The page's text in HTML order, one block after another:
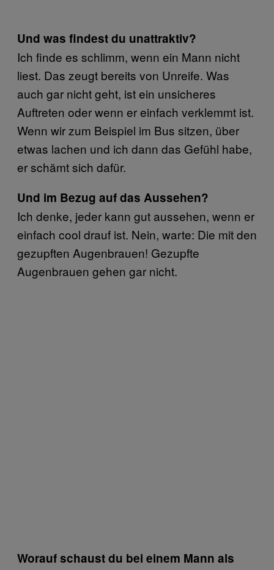
Und was findest du unattraktiv?
Ich finde es schlimm, wenn ein Mann nicht
liest. Das zeugt bereits von Unreife. Was
auch gar nicht geht, ist ein unsicheres
Auftreten oder wenn er einfach verklemmt ist.
Wenn wir zum Beispiel im Bus sitzen, über
etwas lachen und ich dann das Gefühl habe,
er schämt sich dafür.
Und im Bezug auf das Aussehen?
Ich denke, jeder kann gut aussehen, wenn er
einfach cool drauf ist. Nein, warte: Die mit den
gezupften Augenbrauen! Gezupfte
Augenbrauen gehen gar nicht.
Worauf schaust du bei einem Mann als